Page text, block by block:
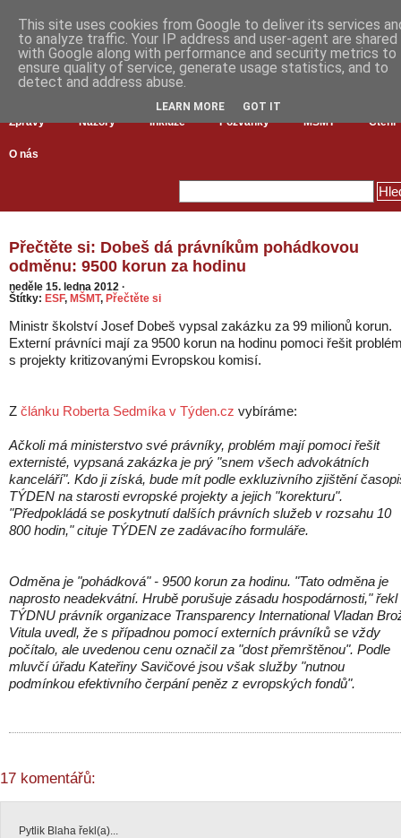
Zprávy Názory Inkluze Pozvánky MŠMT Čtení
O nás
Přečtěte si: Dobeš dá právníkům pohádkovou
odměnu: 9500 korun za hodinu
neděle 15. ledna 2012 ·
Štítky: ESF, MŠMT, Přečtěte si
Ministr školství Josef Dobeš vypsal zakázku za 99 milionů korun.
Externí právníci mají za 9500 korun na hodinu pomoci řešit
s projekty kritizovanými Evropskou komisí.
Z článku Roberta Sedmíka v Týden.cz vybíráme:
Ačkoli má ministerstvo své právníky, problém mají pomoci řešit
externisté, vypsaná zakázka je prý "snem všech advokátních
kanceláří". Kdo ji získá, bude mít podle exkluzivního zjištění
TÝDEN na starosti evropské projekty a jejich "korekturu".
"Předpokládá se poskytnutí dalších právních služeb v rozsahu 10
800 hodin," cituje TÝDEN ze zadávacího formuláře.
Odměna je "pohádková" - 9500 korun za hodinu. "Tato odměna je
naprosto neadekvátní. Hrubě porušuje zásadu hospodárnosti," řekl
TÝDNU právník organizace Transparency International Vladan
Vitula uvedl, že s případnou pomocí externích právníků se vždy
počítalo, ale uvedenou cenu označil za "dost přemrštěnou". Podle
mluvčí úřadu Kateřiny Savičové jsou však služby "nutnou
podmínkou efektivního čerpání peněz z evropských fondů".
17 komentářů:
Pytlik Blaha řekl(a)...
This site uses cookies from Google to deliver its services
to analyze traffic. Your IP address and user-agent are shared
with Google along with performance and security metrics to
ensure quality of service, generate usage statistics, and to
detect and address abuse.
LEARN MORE GOT IT